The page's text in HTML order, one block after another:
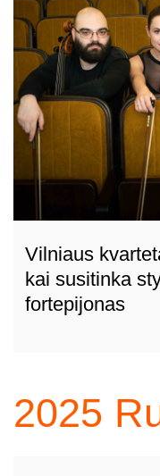
Vilniaus
kai susitinka
fortepijonas
2025